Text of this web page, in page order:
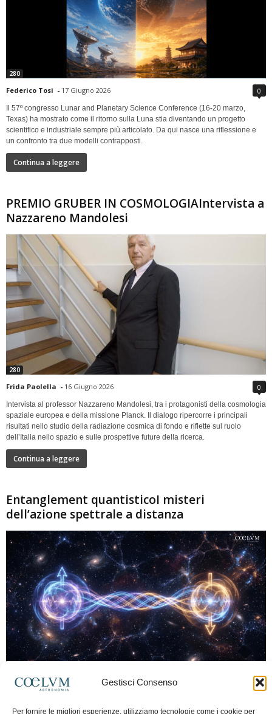
Gestisci Consenso
Per fornire le migliori esperienze, utilizziamo tecnologie come i cookie per
280
Federico Tosi - 17 Giugno 2026 0
Il 57º congresso Lunar and Planetary Science Conference (16-20 marzo,
Texas) ha mostrato come il ritorno sulla Luna stia diventando un progetto
scientifico e industriale sempre più articolato. Da qui nasce una riflessione e
un confronto tra due modelli contrapposti.
Continua a leggere
PREMIO GRUBER IN COSMOLOGIAIntervista a
Nazzareno Mandolesi
280
Frida Paolella - 16 Giugno 2026 0
Intervista al professor Nazzareno Mandolesi, tra i protagonisti della cosmologia
spaziale europea e della missione Planck. Il dialogo ripercorre i principali
risultati nello studio della radiazione cosmica di fondo e riflette sul ruolo
dell’Italia nello spazio e sulle prospettive future della ricerca.
Continua a leggere
Entanglement quantisticoI misteri
dell’azione spettrale a distanza
Marco Lorrai - 15 Giugno 2026 0
moderna: due particelle possono mostrare correlazioni che sembrano ignorare